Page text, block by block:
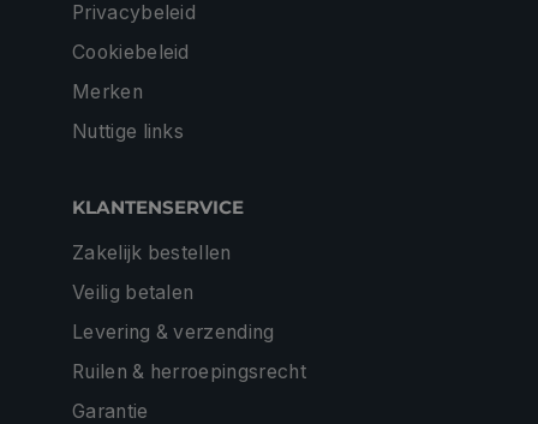
Privacybeleid
Cookiebeleid
Merken
Nuttige links
KLANTENSERVICE
Zakelijk bestellen
Veilig betalen
Levering & verzending
Ruilen & herroepingsrecht
Garantie